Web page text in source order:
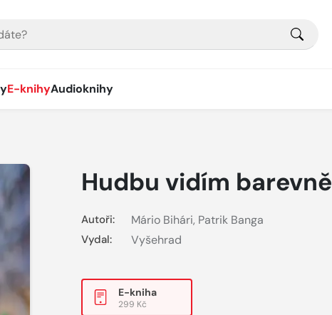
E-knihyAudioknihy
Hudbu vidím barevně
Autoři: Mário Bihári, Patrik Banga
Vydal: Vyšehrad
E-kniha
299 Kč